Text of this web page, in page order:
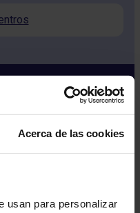
Acerca de las cookies
usan para personalizar